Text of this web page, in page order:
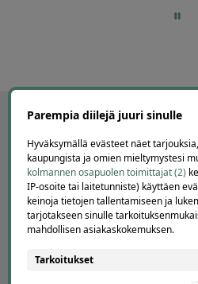
APUA JA NEUVOJA
Parempia diilejä juuri sinulle
Hyväksymällä evästeet näet
kaupungista ja omien mieltymystesi
kolmannen osapuolen toimittajat (2)
IP-osoite tai laitetunniste) käyttäen
keinoja tietojen tallentamiseen ja
tarjotakseen sinulle
mahdollisen asiakaskokemuksen.
Tarkoitukset